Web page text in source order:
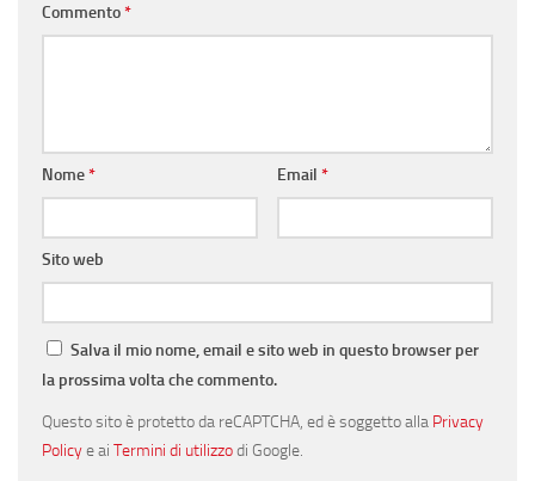
Commento*
Nome* Email *
Sito web
Salva il mio nome, email e sito web in questo browser per
la prossima volta che commento.
Questo sito è protetto da reCAPTCHA, ed è soggetto alla Privacy
Policye ai Termini di utilizzodi Google.